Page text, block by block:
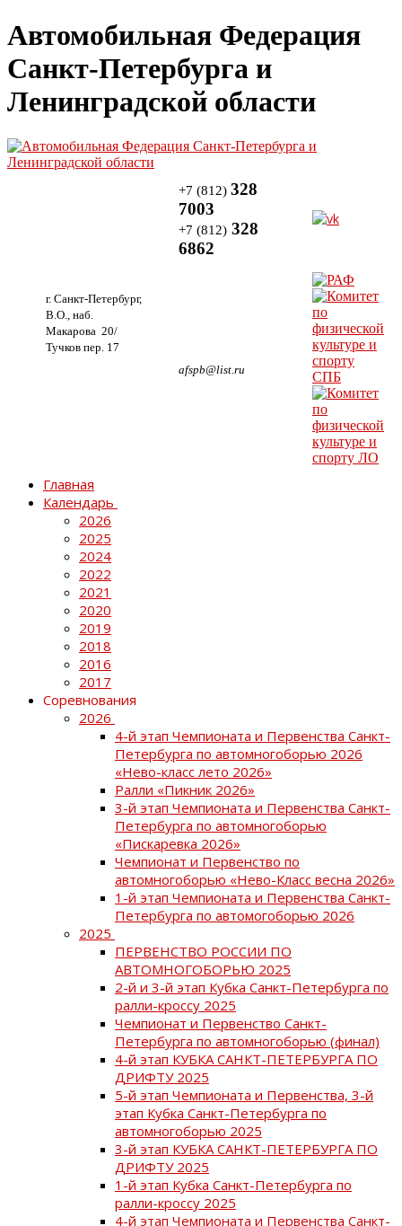
Автомобильная Федерация
Санкт-Петербурга и
Ленинградской области
г. Санкт-Петербург,
В.О., наб.
Макарова 20/
Тучков пер. 17
+7 (812) 328
7003
+7 (812) 328
6862
afspb@list.ru
Главная
Календарь
2026
2025
2024
2022
2021
2020
2019
2018
2016
2017
Соревнования
2026
4-й этап Чемпионата и Первенства Санкт-
Петербурга по автомногоборью 2026
«Нево-класс лето 2026»
Ралли «Пикник 2026»
3-й этап Чемпионата и Первенства Санкт-
Петербурга по автомногоборью
«Пискаревка 2026»
Чемпионат и Первенство по
автомногоборью «Нево-Класс весна 2026»
1-й этап Чемпионата и Первенства Санкт-
Петербурга по автомогоборью 2026
2025
ПЕРВЕНСТВО РОССИИ ПО
АВТОМНОГОБОРЬЮ 2025
2-й и 3-й этап Кубка Санкт-Петербурга по
ралли-кроссу 2025
Чемпионат и Первенство Санкт-
Петербурга по автомногоборью (финал)
4-й этап КУБКА САНКТ-ПЕТЕРБУРГА ПО
ДРИФТУ 2025
5-й этап Чемпионата и Первенства, 3-й
этап Кубка Санкт-Петербурга по
автомногоборью 2025
3-й этап КУБКА САНКТ-ПЕТЕРБУРГА ПО
ДРИФТУ 2025
1-й этап Кубка Санкт-Петербурга по
ралли-кроссу 2025
4-й этап Чемпионата и Первенства Санкт-